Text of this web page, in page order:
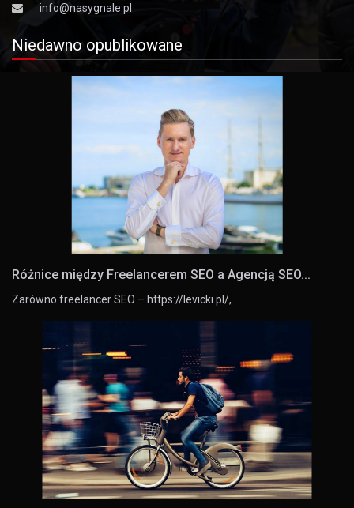
info@nasygnale.pl
Niedawno opublikowane
Różnice między Freelancerem SEO a Agencją SEO...
Zarówno freelancer SEO – https://levicki.pl/,…